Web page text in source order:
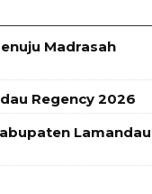
Madrasah
Regency 2026
Lamandau